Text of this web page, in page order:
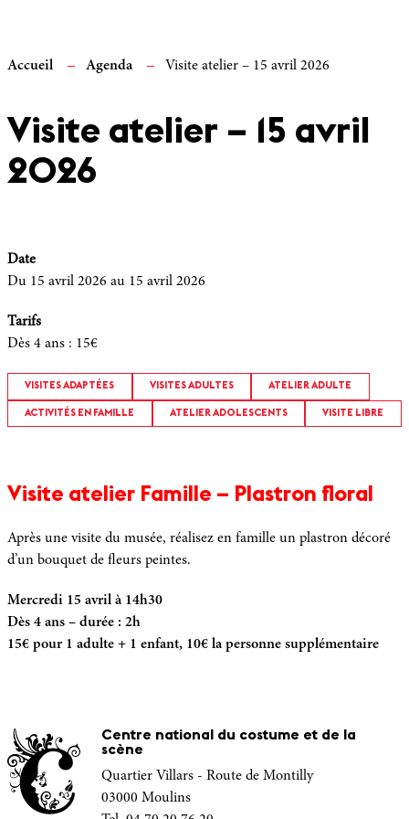
Accueil Agenda Visite atelier – 15 avril 2026
Visite atelier – 15 avril
2026
Date
Du 15 avril 2026 au 15 avril 2026
Tarifs
Dès 4 ans : 15€
VISITES ADAPTÉES VISITES ADULTES ATELIER ADULTE
ACTIVITÉS EN FAMILLE ATELIER ADOLESCENTS VISITE LIBRE
Visite atelier Famille – Plastron floral
Après une visite du musée, réalisez en famille un plastron décoré
d’un bouquet de fleurs peintes.
Mercredi 15 avril à 14h30
Dès 4 ans – durée : 2h
15€ pour 1 adulte + 1 enfant, 10€ la personne supplémentaire
Centre national du costume et de la
scène
Quartier Villars - Route de Montilly
03000 Moulins